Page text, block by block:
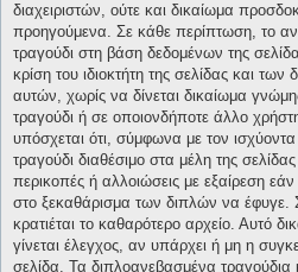
διαχειριστών, ούτε και δικαίωμα
προηγούμενα. Σε κάθε περίπτωση, το
τραγούδι στη βάση δεδομένων της
κρίση του ιδιοκτήτη της σελίδας και των
αυτών, χωρίς να δίνεται δικαίωμα
τραγούδι ή σε οποιονδήποτε άλλο
υπόσχεται ότι, σύμφωνα με τον
τραγούδι διαθέσιμο στα μέλη της
περικοπές ή αλλοιώσεις με εξαίρεση
στο ξεκαθάρισμα των διπλών να έφυγε.
κρατιέται το καθαρότερο αρχείο. Αυτό
γίνεται έλεγχος, αν υπάρχει ή μη η
σελίδα. Τα διπλοανεβασμένα